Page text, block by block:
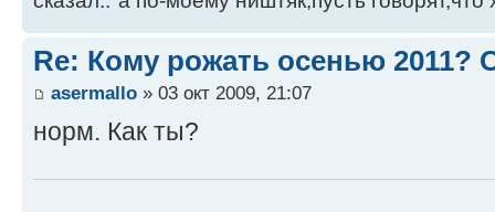
Re: Кому рожать осенью 2011?
asermallo » 03 окт 2009, 21:07
норм. Как ты?